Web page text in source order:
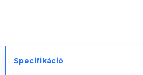
Specifikáció